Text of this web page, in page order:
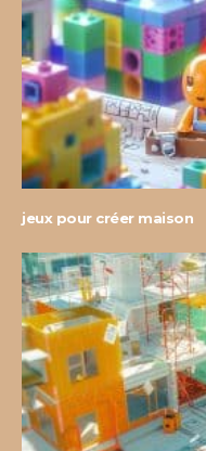
jeux pour créer maison